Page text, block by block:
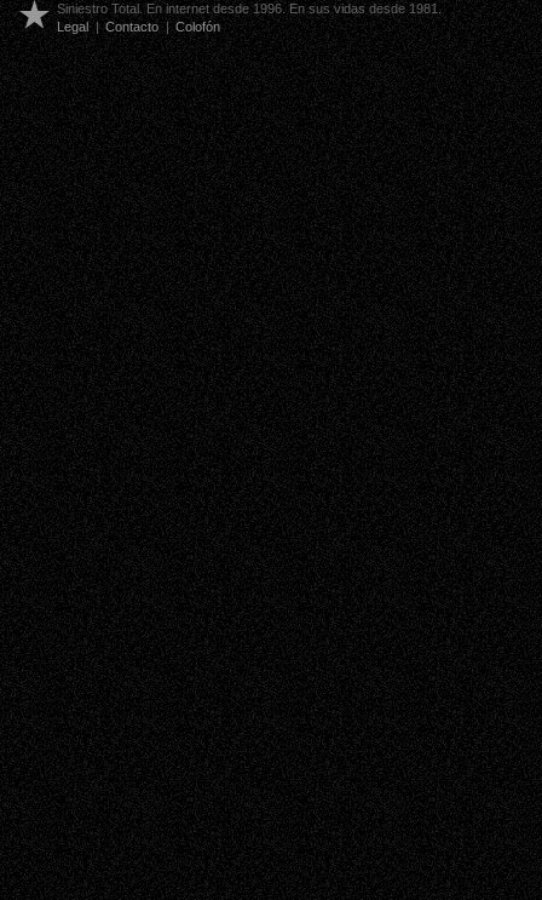
Siniestro Total. En internet desde 1996. En sus vidas desde 1981.
Legal
| Contacto | Colofón